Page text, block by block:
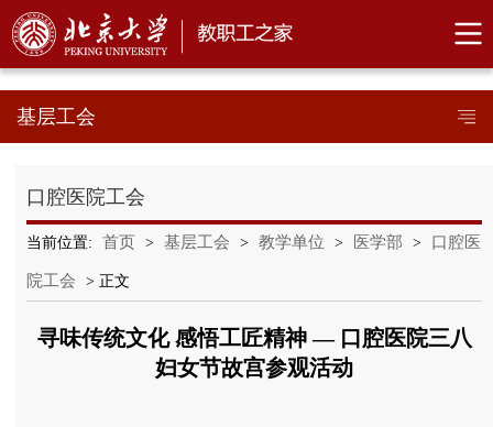
基层工会
口腔医院工会
当前位置: 首页 > 基层工会 > 教学单位 > 医学部 > 口腔医
院工会 > 正文
寻味传统文化 感悟工匠精神 ― 口腔医院三八
妇女节故宫参观活动